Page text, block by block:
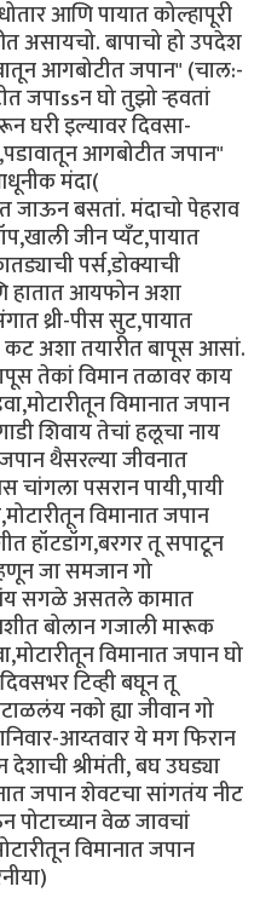
आणि पायात कोल्हापूरी
असायचो. बापाचो हो उपदेश
आगबोटीत जपान" (चाल:-
जपाssन घो तुझो र्‍हवतां
घरी इल्यावर दिवसा-
आगबोटीत जपान"
मंदा(
जाऊन बसतां. मंदाचो पेहराव
जीन प्यॅंट,पायात
पर्स,डोक्याची
हातात आयफोन अशा
थ्री-पीस सुट,पायात
अशा तयारीत बापूस आसां.
तेकां विमान तळावर काय
विमानात जपान
शिवाय तेचां हलूचा नाय
थैसरल्या जीवनात
चांगला पसरान पायी,पायी
विमानात जपान
हॉटडॉग,बरगर तू सपाटून
जा समजान गो
थंय सगळे असतले कामात
बोलान गजाली मारूक
विमानात जपान घो
टिव्ही बघून तू
नको ह्या जीवान गो
आय्तवार ये मग फिरान
श्रीमंती, बघ उघड्या
जपान शेवटचा सांगतंय नीट
वेळ जावचां
विमानात जपान